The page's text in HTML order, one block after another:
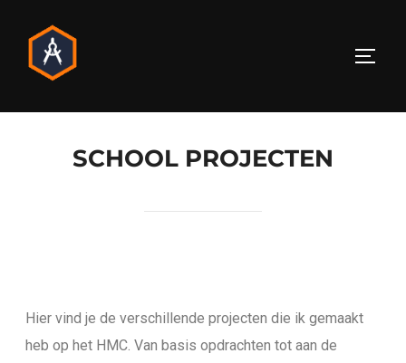
SCHOOL PROJECTEN
Hier vind je de verschillende projecten die ik gemaakt
heb op het HMC. Van basis opdrachten tot aan de